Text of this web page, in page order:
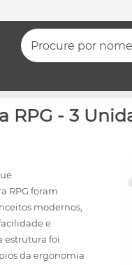
Procure por
RPG - 3
RPG foram
modernos,
e
estrutura foi
da ergonomia